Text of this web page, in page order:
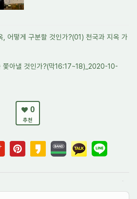
, 어떻게 구분할 것인가?(01) 천국과 지옥 가
쫓아낼 것인가?(막16:17~18)_2020-10-
0
추천